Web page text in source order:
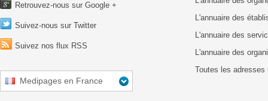
Retrouvez-nous sur Google +
Suivez-nous sur Twitter
Suivez nos flux RSS
Medipages en France
L'annuaire des
L'annuaire des
L'annuaire des
Toutes les adresses